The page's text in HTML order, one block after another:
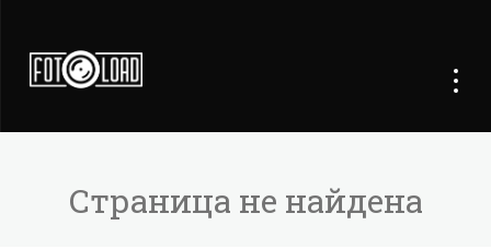
Страница не найдена